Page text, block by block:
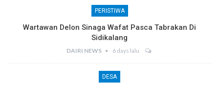
PERISTIWA
Wartawan Delon Sinaga Wafat Pasca Tabrakan Di
Sidikalang
DAIRI NEWS 6 days lalu
DESA